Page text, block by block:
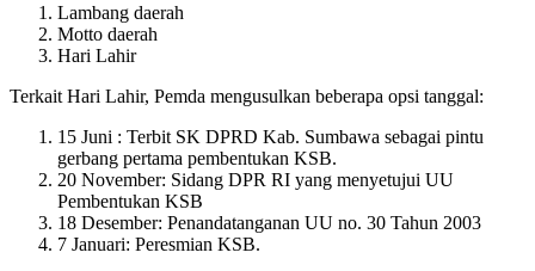
Lambang daerah
Motto daerah
Hari Lahir
Terkait Hari Lahir, Pemda mengusulkan beberapa opsi tanggal:
15 Juni : Terbit SK DPRD Kab. Sumbawa sebagai pintu
gerbang pertama pembentukan KSB.
20 November: Sidang DPR RI yang menyetujui UU
Pembentukan KSB
18 Desember: Penandatanganan UU no. 30 Tahun 2003
7 Januari: Peresmian KSB.